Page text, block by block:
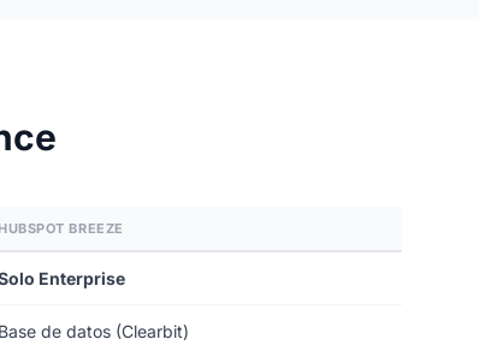
BREEZE
Enterprise
Base de datos (Clearbit)